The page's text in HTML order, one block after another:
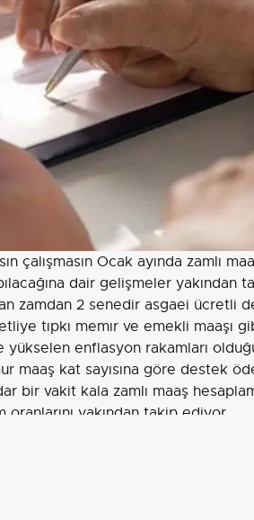
çalışmasın Ocak ayında zamlı
dair gelişmeler yakından
zamdan 2 senedir asgaei ücretli
tıpkı memır ve emekli maaşı
yükselen enflasyon rakamları
maaş kat sayısına göre destek
bir vakit kala zamlı maaş
yakından takip ediyor.